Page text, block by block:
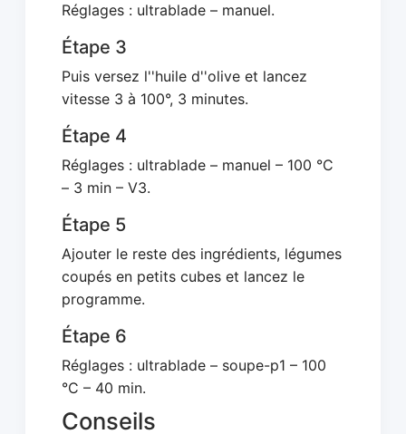
Réglages : ultrablade – manuel.
Étape 3
Puis versez l''huile d''olive et lancez
vitesse 3 à 100°, 3 minutes.
Étape 4
Réglages : ultrablade – manuel – 100 °C
– 3 min – V3.
Étape 5
Ajouter le reste des ingrédients, légumes
coupés en petits cubes et lancez le
programme.
Étape 6
Réglages : ultrablade – soupe-p1 – 100
°C – 40 min.
Conseils